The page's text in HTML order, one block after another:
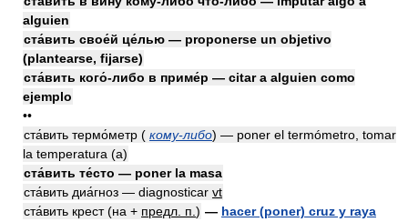
alguien
ста́вить свое́й це́лью — proponerse un objetivo
(plantearse, fijarse)
ста́вить кого́-либо в приме́р — citar a alguien como
ejemplo
••
ста́вить термо́метр ( кому-либо) — poner el termómetro, tomar
la temperatura (a)
ста́вить те́сто — poner la masa
ста́вить диа́гноз — diagnosticar vt
ста́вить крест (на + предл. п. ) — hacer (poner) cruz y raya